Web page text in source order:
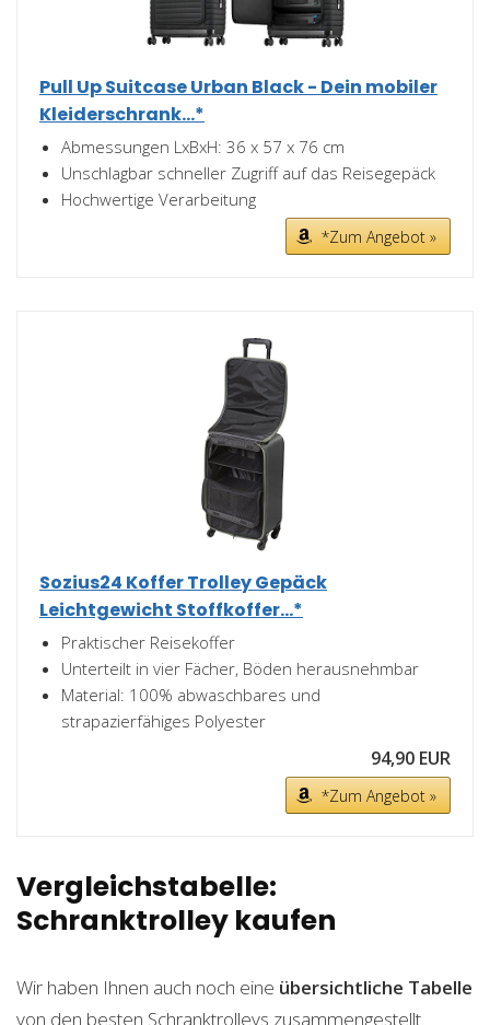
Pull Up Suitcase Urban Black - Dein mobiler
Kleiderschrank...*
Abmessungen LxBxH: 36 x 57 x 76 cm
Unschlagbar schneller Zugriff auf das Reisegepäck
Hochwertige Verarbeitung
*Zum Angebot »
Sozius24 Koffer Trolley Gepäck
Leichtgewicht Stoffkoffer...*
Praktischer Reisekoffer
Unterteilt in vier Fächer, Böden herausnehmbar
Material: 100% abwaschbares und
strapazierfähiges Polyester
94,90 EUR
*Zum Angebot »
Vergleichstabelle:
Schranktrolley kaufen
Wir haben Ihnen auch noch eine übersichtliche Tabelle
von den besten Schranktrolleys zusammengestellt.